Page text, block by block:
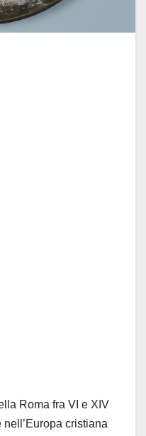
Roma fra VI e XIV
cristiana